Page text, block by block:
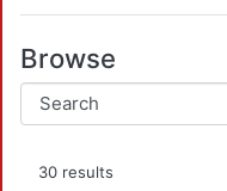
Browse
30 results